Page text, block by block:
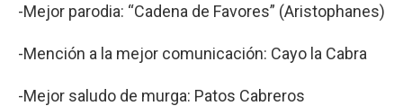
-Mejor parodia: “Cadena de Favores” (Aristophanes)
-Mención a la mejor comunicación: Cayo la Cabra
-Mejor saludo de murga: Patos Cabreros